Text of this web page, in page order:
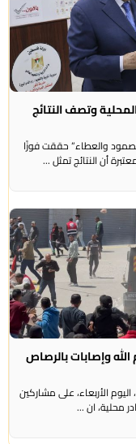
وتصف النتائج
والعطاء” حققت فوزًا
أن النتائج تمثل ...
وإصابات بالرصاص
الأربعاء، على مشاركين
ان ...